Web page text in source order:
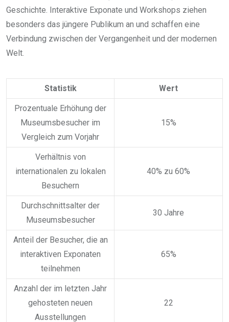
Geschichte. Interaktive Exponate und Workshops ziehen
besonders das jüngere Publikum an und schaffen eine
Verbindung zwischen der Vergangenheit und der modernen
Welt.
Statistik Wert
Prozentuale Erhöhung der
Museumsbesucher im
Vergleich zum Vorjahr
15%
Verhältnis von
internationalen zu lokalen
Besuchern
40% zu 60%
Durchschnittsalter der
Museumsbesucher
30 Jahre
Anteil der Besucher, die an
interaktiven Exponaten
teilnehmen
65%
Anzahl der im letzten Jahr
gehosteten neuen
Ausstellungen
22